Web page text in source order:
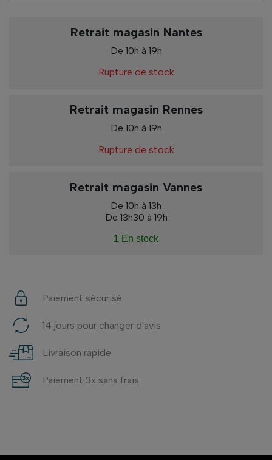
Retrait magasin Nantes
De 10h à 19h
Rupture de stock
Retrait magasin Rennes
De 10h à 19h
Rupture de stock
Retrait magasin Vannes
De 10h à 13h
De 13h30 à 19h
1 En stock
Paiement sécurisé
14 jours pour changer d'avis
Livraison rapide
Paiement 3x sans frais